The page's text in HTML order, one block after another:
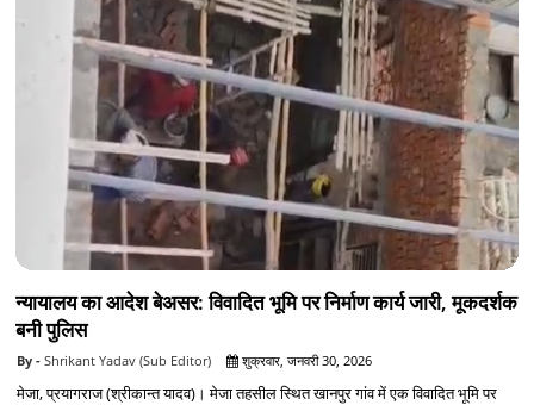
न्यायालय का आदेश बेअसर: विवादित भूमि पर निर्माण कार्य जारी, मूकदर्शक
बनी पुलिस
Shrikant Yadav (Sub Editor) शुक्रवार, जनवरी 30, 2026
मेजा, प्रयागराज (श्रीकान्त यादव)। मेजा तहसील स्थित खानपुर गांव में एक विवादित भूमि पर